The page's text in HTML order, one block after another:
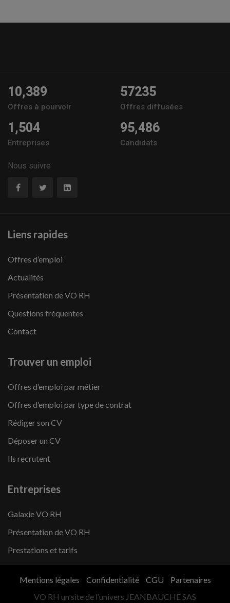
10,389
Offres à pourvoir
57235
Offres diffusées
1,504
Entreprises
95,486
Candidats
Nous suivre
Liens rapides
Offres d’emploi
Actualités
Présentation de VO RH
Questions fréquentes
Contact
Trouver un emploi
Offres d’emploi par métier
Offres d’emploi par type de contrat
Rédiger son CV
Déposer un CV
Ils recrutent
Entreprises
Galaxie VO RH
Présentation de VO RH
Prestations et tarifs
VO RH un site de l’univers JEANBAUCHE SAS
Mentions légales Confidentialité CGU Partenaires